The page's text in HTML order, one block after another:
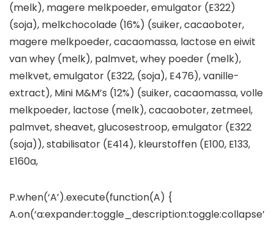
(melk), magere melkpoeder, emulgator (E322)
(soja), melkchocolade (16%) (suiker, cacaoboter,
magere melkpoeder, cacaomassa, lactose en eiwit
van whey (melk), palmvet, whey poeder (melk),
melkvet, emulgator (E322, (soja), E476), vanille-
extract), Mini M&M’s (12%) (suiker, cacaomassa, volle
melkpoeder, lactose (melk), cacaoboter, zetmeel,
palmvet, sheavet, glucosestroop, emulgator (E322
(soja)), stabilisator (E414), kleurstoffen (E100, E133,
E160a,
P.when(‘A’).execute(function(A) {
A.on(‘a:expander:toggle_description:toggle:collapse’